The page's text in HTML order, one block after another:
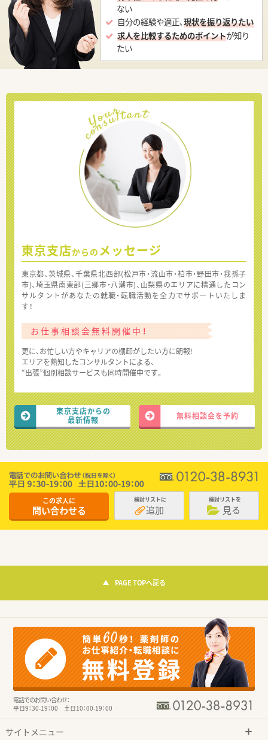
ない
自分の経験や適正、現状を振り返りたい
求人を比較するためのポイントが知り
たい
東京支店からの メッセージ
東京都、茨城県、千葉県北西部(松戸市・流山市・柏市・野田市・我孫子
市)、埼玉県南東部(三郷市・八潮市)、山梨県のエリアに精通したコン
サルタントがあなたの就職・転職活動を全力でサポートいたしま
す！
お仕事相談会無料開催中！
更に、お忙しい方やキャリアの棚卸がしたい方に朗報!
エリアを熟知したコンサルタントによる、
“出張”個別相談サービスも同時開催中です。
東京支店からの
最新情報
無料相談会を予約
この求人に
問い合わせる
検討リストに
追加
検討リストを
見る
PAGE TOPへ戻る
電話でのお問い合わせ：
平日9：30-19：00 土日10：00-19：00
サイトメニュー